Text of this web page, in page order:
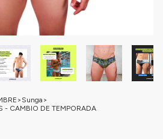
> Sunga >
- CAMBIO DE TEMPORADA